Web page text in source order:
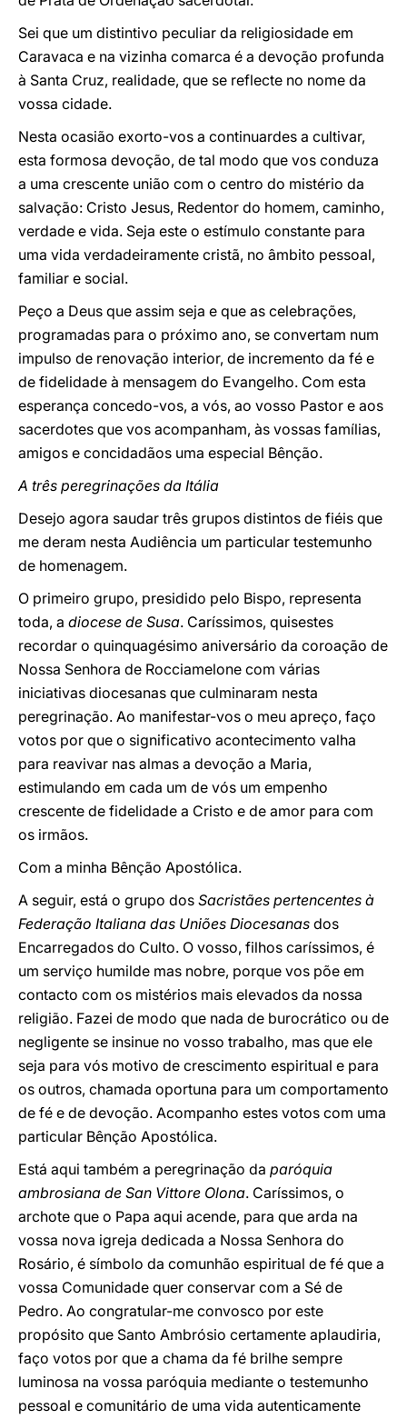
Sei que um distintivo peculiar da religiosidade em
Caravaca e na vizinha comarca é a devoção profunda
à Santa Cruz, realidade, que se reflecte no nome da
vossa cidade.
Nesta ocasião exorto-vos a continuardes a cultivar,
esta formosa devoção, de tal modo que vos conduza
a uma crescente união com o centro do mistério da
salvação: Cristo Jesus, Redentor do homem, caminho,
verdade e vida. Seja este o estímulo constante para
uma vida verdadeiramente cristã, no âmbito pessoal,
familiar e social.
Peço a Deus que assim seja e que as celebrações,
programadas para o próximo ano, se convertam num
impulso de renovação interior, de incremento da fé e
de fidelidade à mensagem do Evangelho. Com esta
esperança concedo-vos, a vós, ao vosso Pastor e aos
sacerdotes que vos acompanham, às vossas famílias,
amigos e concidadãos uma especial Bênção.
A três peregrinações da Itália
Desejo agora saudar três grupos distintos de fiéis que
me deram nesta Audiência um particular testemunho
de homenagem.
O primeiro grupo, presidido pelo Bispo, representa
toda, a diocese de Susa. Caríssimos, quisestes
recordar o quinquagésimo aniversário da coroação de
Nossa Senhora de Rocciamelone com várias
iniciativas diocesanas que culminaram nesta
peregrinação. Ao manifestar-vos o meu apreço, faço
votos por que o significativo acontecimento valha
para reavivar nas almas a devoção a Maria,
estimulando em cada um de vós um empenho
crescente de fidelidade a Cristo e de amor para com
os irmãos.
Com a minha Bênção Apostólica.
A seguir, está o grupo dos Sacristães pertencentes à
Federação Italiana das Uniões Diocesanas dos
Encarregados do Culto. O vosso, filhos caríssimos, é
um serviço humilde mas nobre, porque vos põe em
contacto com os mistérios mais elevados da nossa
religião. Fazei de modo que nada de burocrático ou de
negligente se insinue no vosso trabalho, mas que ele
seja para vós motivo de crescimento espiritual e para
os outros, chamada oportuna para um comportamento
de fé e de devoção. Acompanho estes votos com uma
particular Bênção Apostólica.
Está aqui também a peregrinação da paróquia
ambrosiana de San Vittore Olona. Caríssimos, o
archote que o Papa aqui acende, para que arda na
vossa nova igreja dedicada a Nossa Senhora do
Rosário, é símbolo da comunhão espiritual de fé que a
vossa Comunidade quer conservar com a Sé de
Pedro. Ao congratular-me convosco por este
propósito que Santo Ambrósio certamente aplaudiria,
faço votos por que a chama da fé brilhe sempre
luminosa na vossa paróquia mediante o testemunho
pessoal e comunitário de uma vida autenticamente